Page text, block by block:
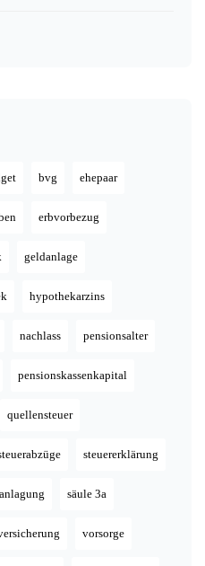
bvg ehepaar
erbvorbezug
geldanlage
hypothekarzins
nachlass pensionsalter
pensionskassenkapital
quellensteuer
steuererklärung
säule 3a
vorsorge